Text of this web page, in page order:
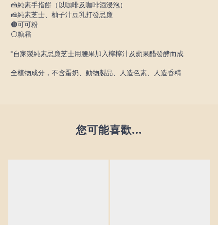
🍰純素手指餅（以咖啡及咖啡酒浸泡）
🧀純素芝士、柚子汁豆乳打發忌廉
🟤可可粉
⚪️糖霜
*自家製純素忌廉芝士用腰果加入檸檸汁及蘋果醋發酵而成
全植物成分，不含蛋奶、動物製品、人造色素、人造香精
您可能喜歡...